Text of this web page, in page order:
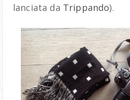
lanciata da Trippando).